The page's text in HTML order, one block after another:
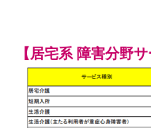
【居宅系 障害分野